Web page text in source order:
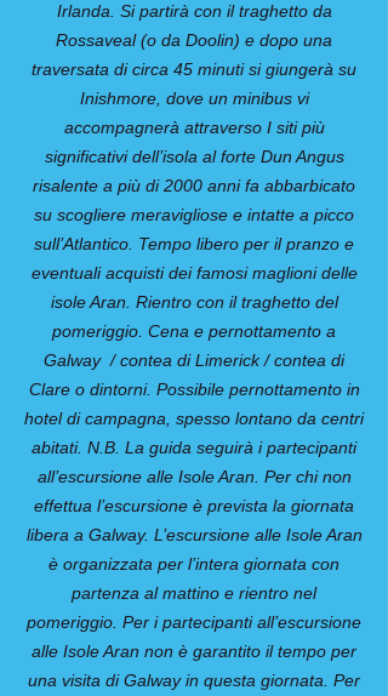
Irlanda. Si partirà con il traghetto da
Rossaveal (o da Doolin) e dopo una
traversata di circa 45 minuti si giungerà su
Inishmore, dove un minibus vi
accompagnerà attraverso I siti più
significativi dell’isola al forte Dun Angus
risalente a più di 2000 anni fa abbarbicato
su scogliere meravigliose e intatte a picco
sull’Atlantico. Tempo libero per il pranzo e
eventuali acquisti dei famosi maglioni delle
isole Aran. Rientro con il traghetto del
pomeriggio. Cena e pernottamento a
Galway / contea di Limerick / contea di
Clare o dintorni. Possibile pernottamento in
hotel di campagna, spesso lontano da centri
abitati. N.B. La guida seguirà i partecipanti
all’escursione alle Isole Aran. Per chi non
effettua l’escursione è prevista la giornata
libera a Galway. L’escursione alle Isole Aran
è organizzata per l’intera giornata con
partenza al mattino e rientro nel
pomeriggio. Per i partecipanti all’escursione
alle Isole Aran non è garantito il tempo per
una visita di Galway in questa giornata. Per